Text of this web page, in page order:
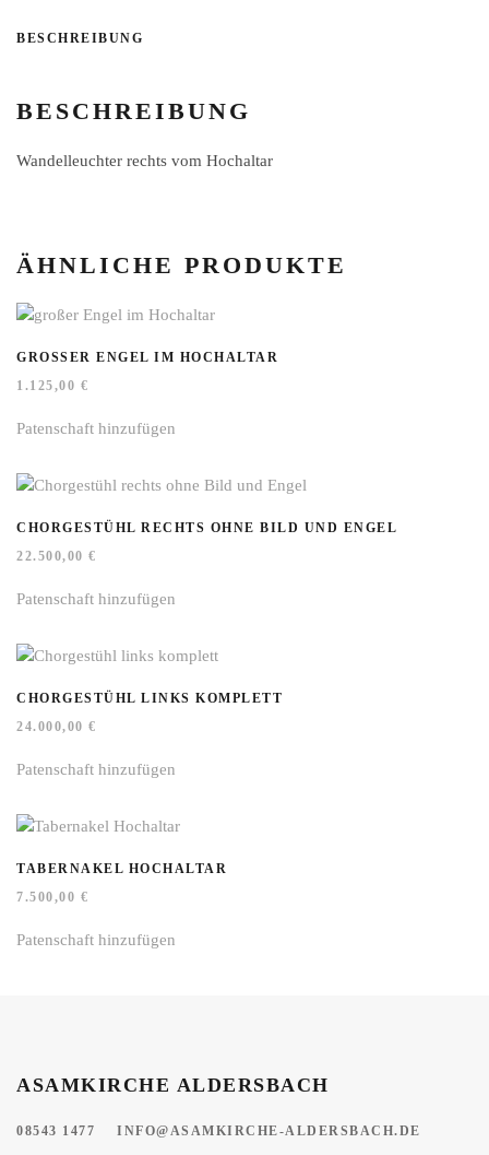
BESCHREIBUNG
BESCHREIBUNG
Wandelleuchter rechts vom Hochaltar
ÄHNLICHE PRODUKTE
GROSSER ENGEL IM HOCHALTAR
1.125,00 €
Patenschaft hinzufügen
CHORGESTÜHL RECHTS OHNE BILD UND ENGEL
22.500,00 €
Patenschaft hinzufügen
CHORGESTÜHL LINKS KOMPLETT
24.000,00 €
Patenschaft hinzufügen
TABERNAKEL HOCHALTAR
7.500,00 €
Patenschaft hinzufügen
ASAMKIRCHE ALDERSBACH
08543 1477 INFO@ASAMKIRCHE-ALDERSBACH.DE